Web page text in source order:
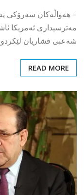
– هەواڵەکان سەرۆکی
مەترسیداری ئەمریکا
شەعبی فشاریان
READ MORE